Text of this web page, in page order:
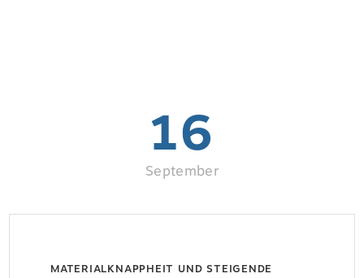
16
September
MATERIALKNAPPHEIT UND STEIGENDE